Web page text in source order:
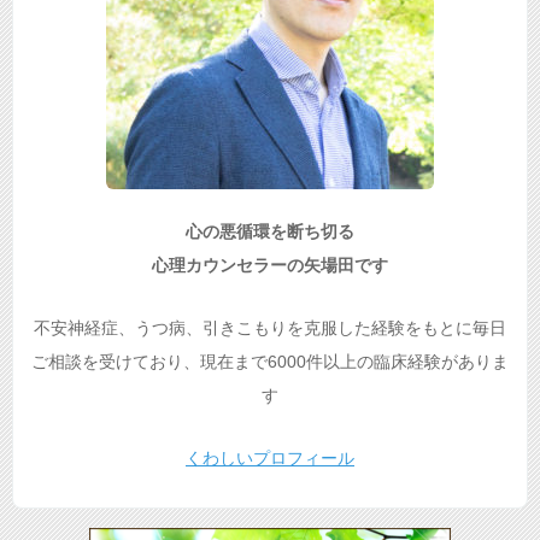
心の悪循環を断ち切る
心理カウンセラーの矢場田です
不安神経症、うつ病、引きこもりを克服した経験をもとに毎日
ご相談を受けており、現在まで6000件以上の臨床経験がありま
す
くわしいプロフィール